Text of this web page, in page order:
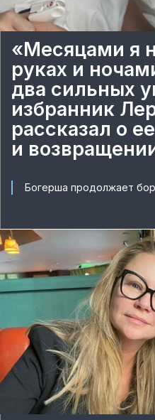
«Месяцами я
руках и
два сильных
избранник
рассказал о
и
Богерша продолжает